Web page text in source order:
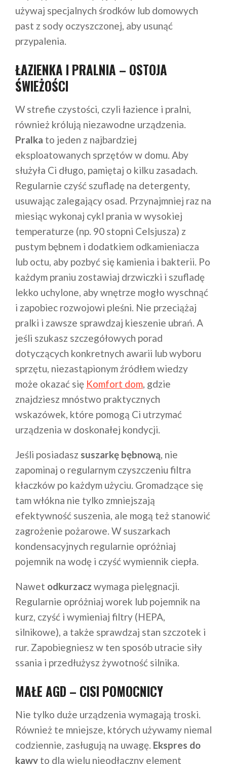
używaj specjalnych środków lub domowych
past z sody oczyszczonej, aby usunąć
przypalenia.
ŁAZIENKA I PRALNIA – OSTOJA
ŚWIEŻOŚCI
W strefie czystości, czyli łazience i pralni,
również królują niezawodne urządzenia.
Pralka to jeden z najbardziej
eksploatowanych sprzętów w domu. Aby
służyła Ci długo, pamiętaj o kilku zasadach.
Regularnie czyść szufladę na detergenty,
usuwając zalegający osad. Przynajmniej raz na
miesiąc wykonaj cykl prania w wysokiej
temperaturze (np. 90 stopni Celsjusza) z
pustym bębnem i dodatkiem odkamieniacza
lub octu, aby pozbyć się kamienia i bakterii. Po
każdym praniu zostawiaj drzwiczki i szufladę
lekko uchylone, aby wnętrze mogło wyschnąć
i zapobiec rozwojowi pleśni. Nie przeciążaj
pralki i zawsze sprawdzaj kieszenie ubrań. A
jeśli szukasz szczegółowych porad
dotyczących konkretnych awarii lub wyboru
sprzętu, niezastąpionym źródłem wiedzy
może okazać się Komfort dom, gdzie
znajdziesz mnóstwo praktycznych
wskazówek, które pomogą Ci utrzymać
urządzenia w doskonałej kondycji.
Jeśli posiadasz suszarkę bębnową, nie
zapominaj o regularnym czyszczeniu filtra
kłaczków po każdym użyciu. Gromadzące się
tam włókna nie tylko zmniejszają
efektywność suszenia, ale mogą też stanowić
zagrożenie pożarowe. W suszarkach
kondensacyjnych regularnie opróżniaj
pojemnik na wodę i czyść wymiennik ciepła.
Nawet odkurzacz wymaga pielęgnacji.
Regularnie opróżniaj worek lub pojemnik na
kurz, czyść i wymieniaj filtry (HEPA,
silnikowe), a także sprawdzaj stan szczotek i
rur. Zapobiegniesz w ten sposób utracie siły
ssania i przedłużysz żywotność silnika.
MAŁE AGD – CISI POMOCNICY
Nie tylko duże urządzenia wymagają troski.
Również te mniejsze, których używamy niemal
codziennie, zasługują na uwagę. Ekspres do
kawy to dla wielu nieodłączny element